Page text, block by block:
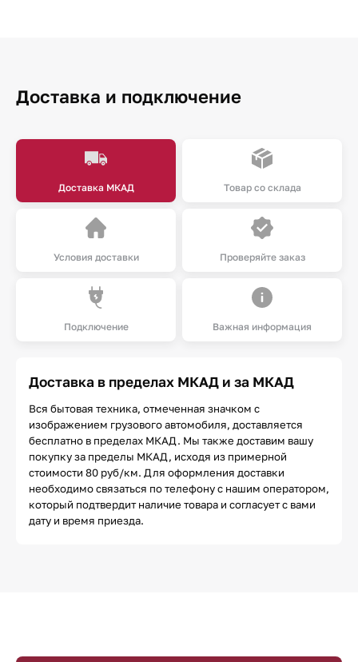
Доставка и подключение
Доставка МКАД Товар со склада
Условия доставки Проверяйте заказ
Подключение Важная информация
Доставка в пределах МКАД и за МКАД
Вся бытовая техника, отмеченная значком с
изображением грузового автомобиля, доставляется
бесплатно в пределах МКАД. Мы также доставим вашу
покупку за пределы МКАД, исходя из примерной
стоимости 80 руб/км. Для оформления доставки
необходимо связаться по телефону с нашим оператором,
который подтвердит наличие товара и согласует с вами
дату и время приезда.